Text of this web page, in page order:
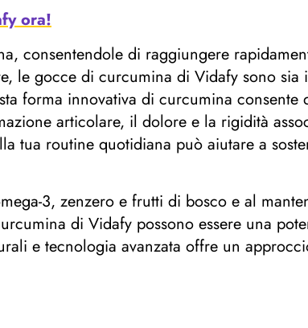
ora!
consentendole di raggiungere
le gocce di curcumina di Vidafy sono sia
forma innovativa di curcumina consente
articolare, il dolore e la rigidità
tua routine quotidiana può aiutare a
3, zenzero e frutti di bosco e al
di Vidafy possono essere una
e tecnologia avanzata offre un